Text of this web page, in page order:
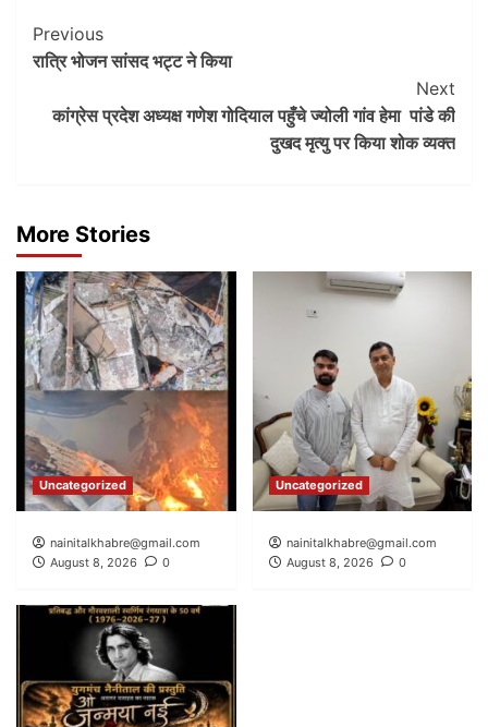
Post
Navigation
Previous
रात्रि भोजन सांसद भट्ट ने किया
Next
कांग्रेस प्रदेश अध्यक्ष गणेश गोदियाल पहुँचे ज्योली गांव हेमा पांडे की
दुखद मृत्यु पर किया शोक व्यक्त
More Stories
Uncategorized
nainitalkhabre@gmail.com
August 8, 2026
0
Uncategorized
nainitalkhabre@gmail.com
August 8, 2026
0